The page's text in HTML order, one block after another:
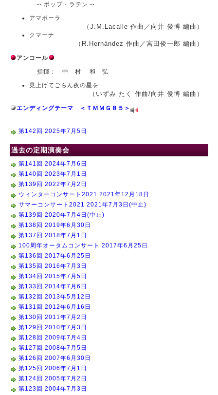
-- ポップ・ラテン --
アマポーラ
（J.M.Lacalle 作曲／向井 俊博 編曲）
クマーナ
（R.Hernández 作曲／宮田俊一郎 編曲）
アンコール
指揮： 中 村 和 弘
見上げてごらん夜の星を
（いずみ たく 作曲/向井 俊博 編曲）
エンディングテーマ ＜ＴＭＭＧ８５＞
第142回 2025年7月5日
過去の定期演奏会
第141回 2024年7月6日
第140回 2023年7月1日
第139回 2022年7月2日
ウィンターコンサート2021 2021年12月18日
サマーコンサート2021 2021年7月3日(中止)
第139回 2020年7月4日(中止)
第138回 2019年6月30日
第137回 2018年7月1日
100周年オータムコンサート 2017年6月25日
第136回 2017年6月25日
第135回 2016年7月3日
第134回 2015年7月5日
第133回 2014年7月6日
第132回 2013年5月12日
第131回 2012年6月16日
第130回 2011年7月2日
第129回 2010年7月3日
第128回 2009年7月4日
第127回 2008年7月5日
第126回 2007年6月30日
第125回 2006年7月1日
第124回 2005年7月2日
第123回 2004年7月3日